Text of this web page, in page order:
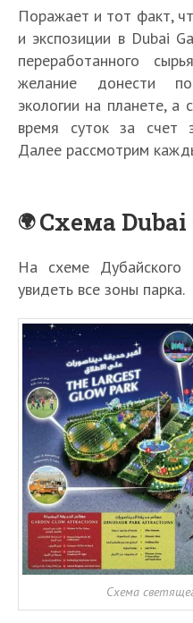
Поражает и тот факт,
и экспозиции в Dubai
переработанного
желание донести
экологии на планете,
время суток за счет
Далее рассмотрим
Схема Dubai
На схеме Дубайского
увидеть все зоны парка.
Схема